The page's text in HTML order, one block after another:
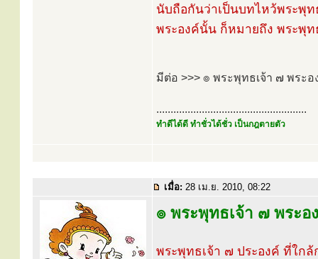
นับถือกันว่าเป็นบทไหว้พระพุท
พระองค์นั้น ก็หมายถึง พระพุ
มีต่อ >>> ๏ พระพุทธเจ้า ๗ พระ
.....................................................
ทำดีได้ดี ทำชั่วได้ชั่ว เป็นกฎตายตัว
เมื่อ: 28 เม.ย. 2010, 08:22
๏ พระพุทธเจ้า ๗ พระ
พระพุทธเจ้า ๗ ประองค์ ที่ใก